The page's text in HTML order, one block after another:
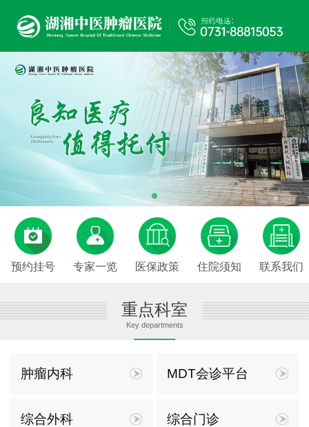
预约挂号 专家一览 医保政策 住院须知 联系我们
重点科室
Key departments
肿瘤内科 MDT会诊平台
综合外科 综合门诊